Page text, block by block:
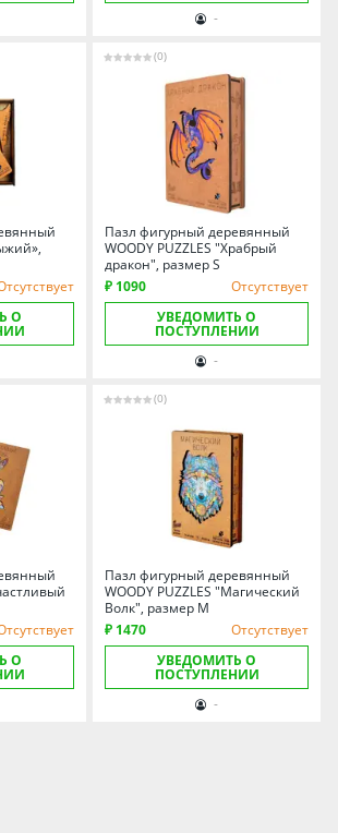
и область
-
О
(0)
Пазл фигурный деревянный
WOODY PUZZLES "Храбрый
дракон", размер S
₽ 1090
Отсутствует
УВЕДОМИТЬ О
ПОСТУПЛЕНИИ
-
О
(0)
Пазл фигурный деревянный
WOODY PUZZLES "Магический
Волк", размер M
₽ 1470
Отсутствует
УВЕДОМИТЬ О
ПОСТУПЛЕНИИ
-